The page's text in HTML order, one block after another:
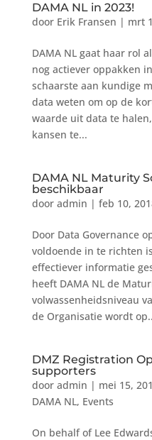
DAMA NL in 2023!
door Erik Fransen | mrt
DAMA NL gaat haar rol
nog actiever oppakken
schaarste aan kundige
data weten om op de
waarde uit data te
kansen te...
DAMA NL Maturity
beschikbaar
door admin | feb 10,
Door Data Governance
voldoende in te richten
effectiever informatie
heeft DAMA NL de
volwassenheidsniveau
de Organisatie wordt
DMZ Registration
supporters
door admin | mei 15,
DAMA NL, Events
On behalf of Lee